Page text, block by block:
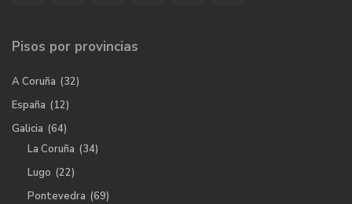
Pisos por provincias
A Coruña (32)
España (12)
Galicia (64)
La Coruña (34)
Lugo (22)
Pontevedra (69)